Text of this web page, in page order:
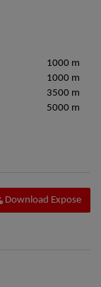
1000 m
1000 m
3500 m
5000 m
Download Expose